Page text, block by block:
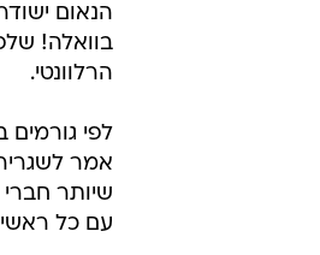
הנאום
בוואלה!
הרלוונטי.
לפי
אמר
שיותר
עם כל ראשי